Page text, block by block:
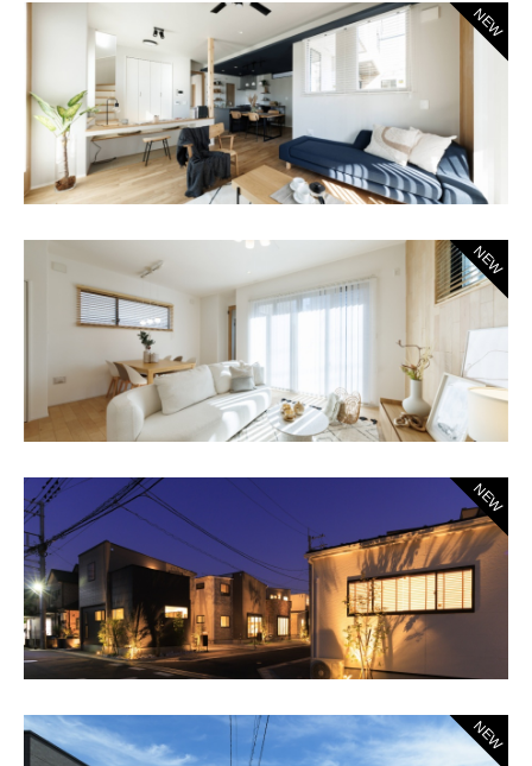
NEW
NEW
NEW
NEW